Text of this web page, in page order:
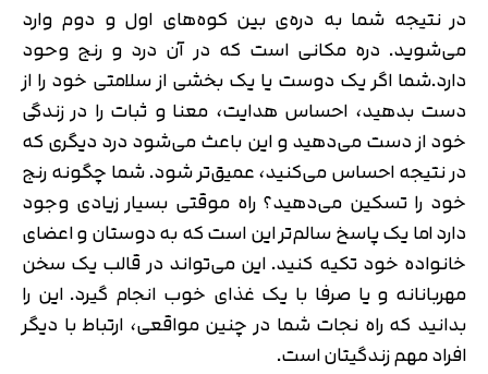
در نتیجه شما به دره‌ی بین کوه‌های اول و دوم وارد
می‌شوید. دره مکانی است که در آن درد و رنج وحود
دارد.شما اگر یک دوست یا یک بخشی از سلامتی خود را از
دست بدهید، احساس هدایت، معنا و ثبات را در زندگی
خود از دست می‌دهید و این باعث می‌شود درد دیگری که
در نتیجه احساس می‌کنید، عمیق‌تر شود. شما چگونه رنج
خود را تسکین می‌دهید؟ راه موقتی بسیار زیادی وجود
دارد اما یک پاسخ سالم‌تر این است که به دوستان و اعضای
خانواده خود تکیه کنید. این می‌تواند در قالب یک سخن
مهربانانه و یا صرفا با یک غذای خوب انجام گیرد. این را
بدانید که راه نجات شما در چنین مواقعی، ارتباط با دیگر
افراد مهم زندگیتان است.